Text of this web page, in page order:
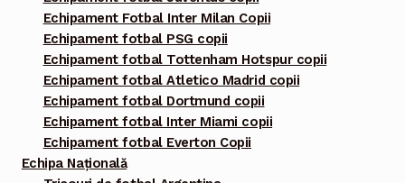
Echipament Fotbal Inter Milan Copii
Echipament fotbal PSG copii
Echipament fotbal Tottenham Hotspur copii
Echipament fotbal Atletico Madrid copii
Echipament fotbal Dortmund copii
Echipament fotbal Inter Miami copii
Echipament fotbal Everton Copii
Echipa Națională